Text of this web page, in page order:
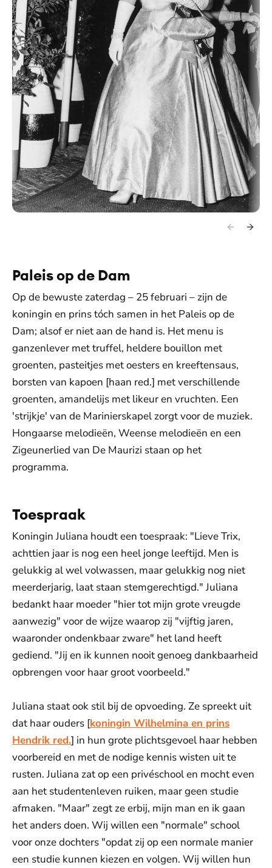
Paleis op de Dam
Op de bewuste zaterdag – 25 februari – zijn de
koningin en prins tóch samen in het Paleis op de
Dam; alsof er niet aan de hand is. Het menu is
ganzenlever met truffel, heldere bouillon met
groenten, pasteitjes met oesters en kreeftensaus,
borsten van kapoen [haan red.] met verschillende
groenten, amandelijs met likeur en vruchten. Een
'strijkje' van de Marinierskapel zorgt voor de muziek.
Hongaarse melodieën, Weense melodieën en een
Zigeunerlied van De Maurizi staan op het
programma.
Toespraak
Koningin Juliana houdt een toespraak: "Lieve Trix,
achttien jaar is nog een heel jonge leeftijd. Men is
gelukkig al wel volwassen, maar gelukkig nog niet
meerderjarig, laat staan stemgerechtigd." Juliana
bedankt haar moeder "hier tot mijn grote vreugde
aanwezig" voor de wijze waarop zij "vijftig jaren,
waaronder ondenkbaar zware" het land heeft
gediend. "Jij en ik kunnen nooit genoeg dankbaarheid
opbrengen voor haar groot voorbeeld."
Juliana staat ook stil bij de opvoeding. Ze spreekt uit
dat haar ouders [koningin Wilhelmina en prins
Hendrik red.] in hun grote plichtsgevoel haar hebben
voorbereid en met de nodige kennis wisten uit te
rusten. Juliana zat op een privéschool en mocht even
aan het studentenleven ruiken, maar geen studie
afmaken. "Maar" zegt ze erbij, mijn man en ik gaan
het anders doen. Wij willen een "normale" school
voor onze dochters "opdat zij op een normale manier
een studie kunnen kiezen en volgen. Wij willen hun